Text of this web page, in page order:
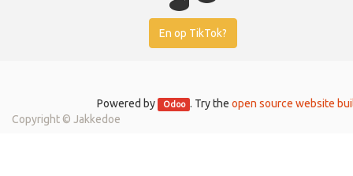
En op TikTok?
Powered by Odoo . Try the open source website
Copyright © Jakkedoe